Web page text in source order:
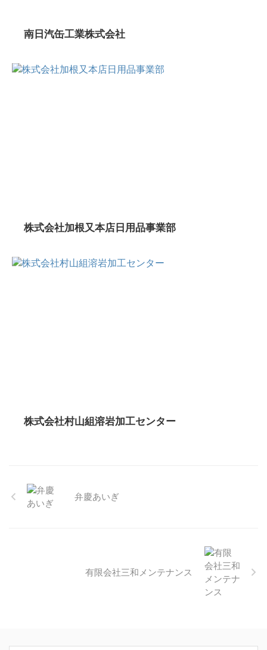
南日汽缶工業株式会社
株式会社加根又本店日用品事業部
株式会社村山組溶岩加工センター
弁慶あいぎ
有限会社三和メンテナンス